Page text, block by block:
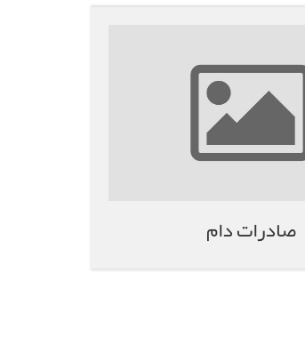
صادرات دام